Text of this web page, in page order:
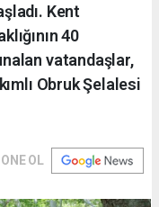
Kent
40
vatandaşlar,
Obruk Şelalesi
OL